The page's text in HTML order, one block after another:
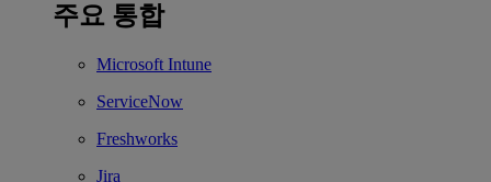
주요 통합
Microsoft Intune
ServiceNow
Freshworks
Jira